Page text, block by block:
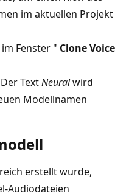
im aktuellen Projekt
Fenster " Clone Voice
TextNeuralwird
Modellnamen
erstellt wurde,
Audiodateien